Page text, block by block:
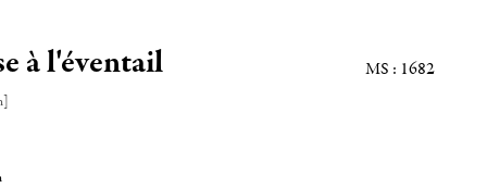
à l'éventail MS : 1682